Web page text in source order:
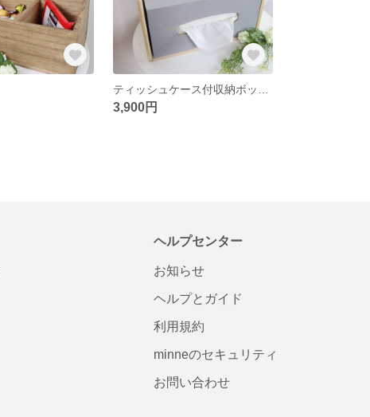
3,900円
ヘルプセンター
お知らせ
ヘルプとガイド
利用規約
minneのセキュリティ
お問い合わせ